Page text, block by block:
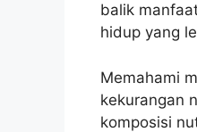
balik
hidup yang
Memahami
kekurangan
komposisi